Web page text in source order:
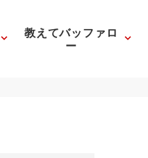
教えてバッファロ
ー